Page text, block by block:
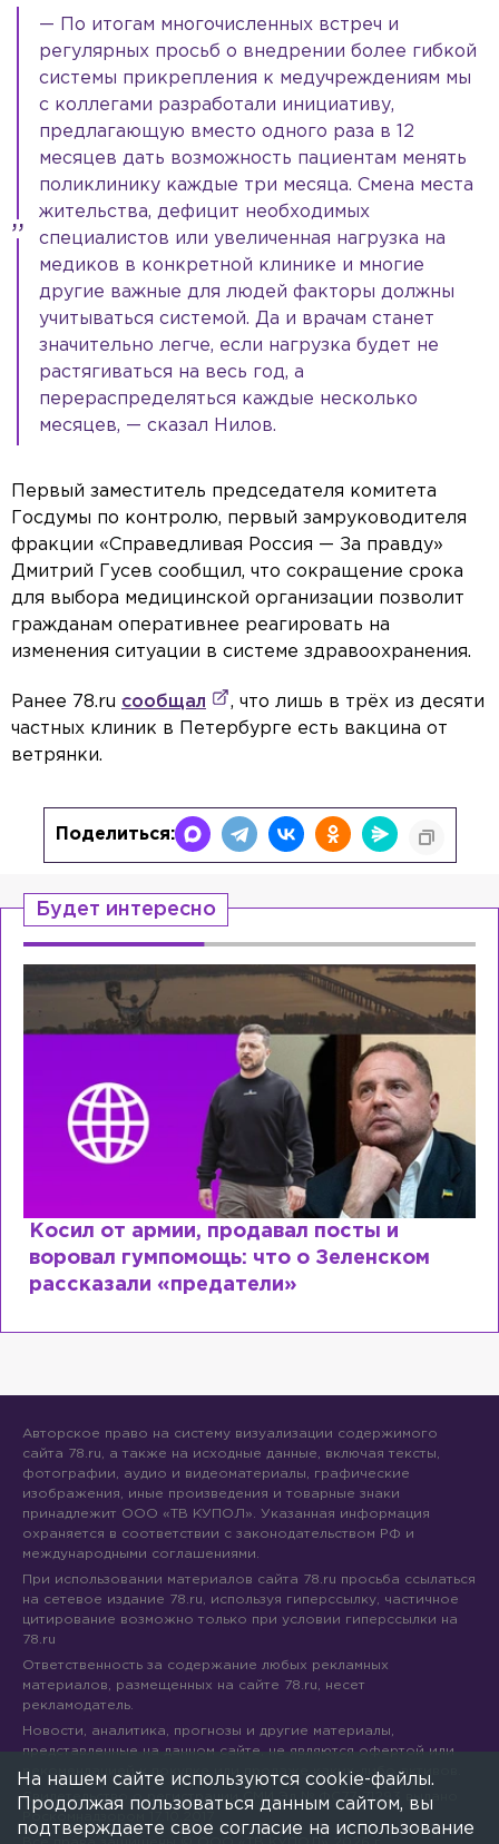
— По итогам многочисленных встреч и
регулярных просьб о внедрении более гибкой
системы прикрепления к медучреждениям мы
с коллегами разработали инициативу,
предлагающую вместо одного раза в 12
месяцев дать возможность пациентам менять
поликлинику каждые три месяца. Смена места
жительства, дефицит необходимых
специалистов или увеличенная нагрузка на
медиков в конкретной клинике и многие
другие важные для людей факторы должны
учитываться системой. Да и врачам станет
значительно легче, если нагрузка будет не
растягиваться на весь год, а
перераспределяться каждые несколько
месяцев, — сказал Нилов.
Первый заместитель председателя комитета
Госдумы по контролю, первый замруководителя
фракции «Справедливая Россия — За правду»
Дмитрий Гусев сообщил, что сокращение срока
для выбора медицинской организации позволит
гражданам оперативнее реагировать на
изменения ситуации в системе здравоохранения.
Ранее 78.ru сообщал
, что лишь в трёх из десяти
частных клиник в Петербурге есть вакцина от
ветрянки.
Поделиться:
Будет интересно
Рыдает из-за мужа, но опять флиртует с
Лазаревым: как Лера Кудрявцева
сходит с ума
Авторское право на систему визуализации содержимого
сайта 78.ru, а также на исходные данные, включая тексты,
фотографии, аудио и видеоматериалы, графические
изображения, иные произведения и товарные знаки
принадлежит ООО «ТВ КУПОЛ». Указанная информация
охраняется в соответствии с законодательством РФ и
международными соглашениями.
При использовании материалов сайта 78.ru просьба ссылаться
на сетевое издание 78.ru, используя гиперссылку, частичное
цитирование возможно только при условии гиперссылки на
78.ru
Ответственность за содержание любых рекламных
материалов, размещенных на сайте 78.ru, несет
рекламодатель.
Новости, аналитика, прогнозы и другие материалы,
представленные на данном сайте, не являются офертой или
рекомендацией к покупке или продаже каких-либо активов.
Свидетельство о регистрации СМИ Эл № ФС77-71293 выдано
На нашем сайте используются cookie-файлы.
Продолжая пользоваться данным сайтом, вы
подтверждаете свое согласие на использование